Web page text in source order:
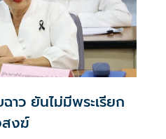
าว ยันไม่มีพระเรียก
สงฆ์